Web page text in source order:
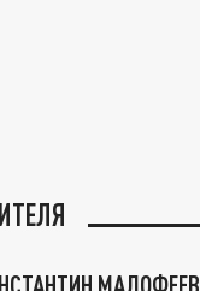
МАЛОФЕЕВ